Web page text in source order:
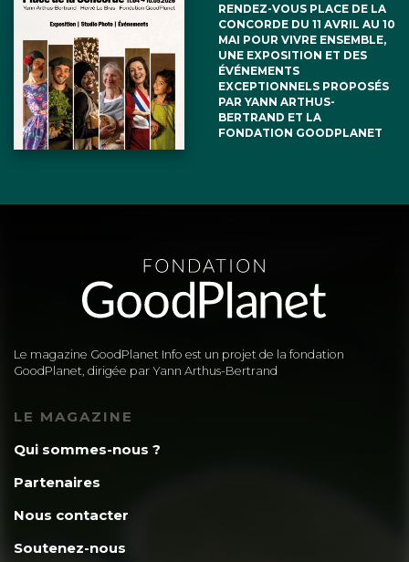
Aurelie donval 18 janvier 2021
Total soutien à l214.
Stop à l’exploitation animale
RENDEZ-VOUS PLACE DE LA
CONCORDE DU 11 AVRIL AU 10
MAI POUR VIVRE ENSEMBLE,
UNE EXPOSITION ET DES
ÉVÉNEMENTS
EXCEPTIONNELS PROPOSÉS
PAR YANN ARTHUS-
BERTRAND ET LA
FONDATION GOODPLANET
Le magazine GoodPlanet Info est un projet de la fondation
GoodPlanet, dirigée par Yann Arthus-Bertrand
LE MAGAZINE
Qui sommes-nous ?
Partenaires
Nous contacter
Soutenez-nous